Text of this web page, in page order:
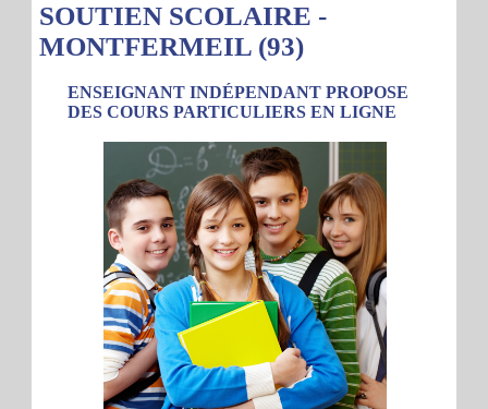
SOUTIEN SCOLAIRE -
MONTFERMEIL (93)
ENSEIGNANT INDÉPENDANT PROPOSE
DES COURS PARTICULIERS EN LIGNE